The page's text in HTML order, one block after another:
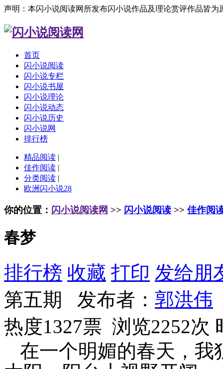
声明：本闪小说阅读网所发布闪小说作品及理论赏评作品皆
首页
闪小说阅读
闪小说专栏
闪小说书屋
闪小说理论
闪小说动态
闪小说历史
闪小说网
排行榜
精品阅读 |
佳作阅读 |
分类阅读 |
欧洲闪小说28
你的位置： 闪小说阅读网 >> 闪小说阅读 >> 佳作阅
春梦
排行榜 收藏 打印 发给朋
第五期 发布者： 郭洪伟
热度1327票 浏览2252次
在一个明媚的春天，我